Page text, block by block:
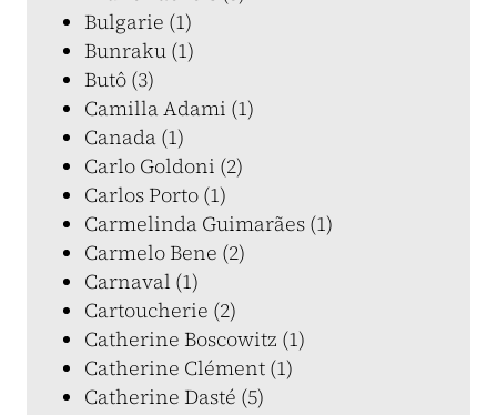
Bulgarie (1)
Bunraku (1)
Butô (3)
Camilla Adami (1)
Canada (1)
Carlo Goldoni (2)
Carlos Porto (1)
Carmelinda Guimarães (1)
Carmelo Bene (2)
Carnaval (1)
Cartoucherie (2)
Catherine Boscowitz (1)
Catherine Clément (1)
Catherine Dasté (5)